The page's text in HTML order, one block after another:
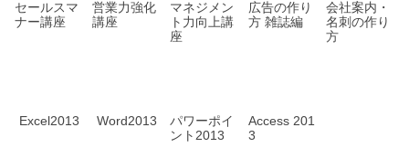
セールスマ
ナー講座
営業力強化
講座
マネジメン
ト力向上講
座
広告の作り
方 雑誌編
会社案内・
名刺の作り
方
Excel2013 Word2013
パワーポイ
ント2013
Access 201
3